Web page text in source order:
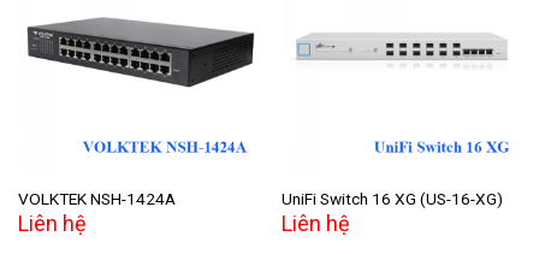
Add to
wishlist
VOLKTEK NSH-1424A
Liên hệ
Add to
wishlist
UniFi Switch 16 XG (US-16-XG)
Liên hệ